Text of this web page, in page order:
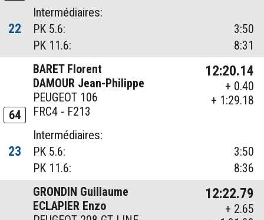
22
Intermédiaires:
PK 5.6:
3:50
PK 11.6:
8:31
64
BARET Florent
DAMOUR Jean-Philippe
PEUGEOT 106
FRC4 - F213
12:20.14
+ 0.40
+ 1:29.18
23
Intermédiaires:
PK 5.6:
3:50
PK 11.6:
8:36
GRONDIN Guillaume
ECLAPIER Enzo
12:22.79
+ 2.65